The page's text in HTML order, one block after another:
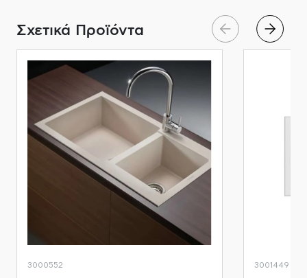
Σχετικά Προϊόντα
3000552 3001449